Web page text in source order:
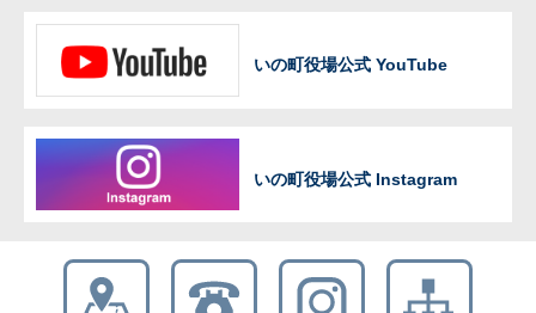
いの町役場公式 YouTube
いの町役場公式 Instagram